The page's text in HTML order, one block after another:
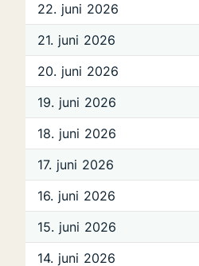
22. juni 2026
21. juni 2026
20. juni 2026
19. juni 2026
18. juni 2026
17. juni 2026
16. juni 2026
15. juni 2026
14. juni 2026